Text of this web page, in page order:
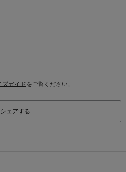
ズガイドをご覧ください。
シェアする